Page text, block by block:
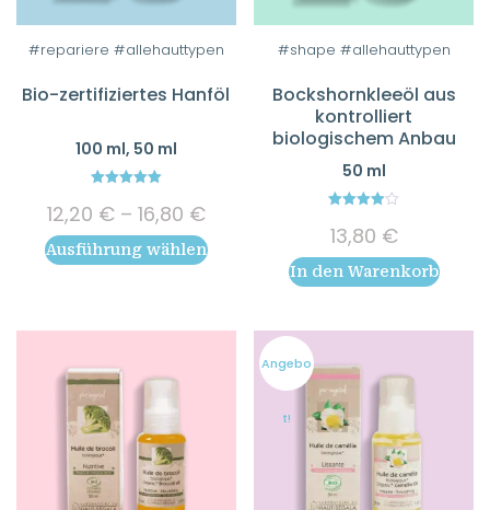
#repariere #allehauttypen
Bio-zertifiziertes Hanföl
100 ml, 50 ml
out of 5
12,20 € – 16,80 €Preisspanne:
12,20 €
bis
Ausführung wählen
Dieses
weist
Varianten
auf.
Die
Optionen
können
gewählt
#shape #allehauttypen
Bockshornkleeöl aus
kontrolliert
biologischem Anbau
50 ml
out of 5
13,80 €
In den Warenkorb
Angebo
t!